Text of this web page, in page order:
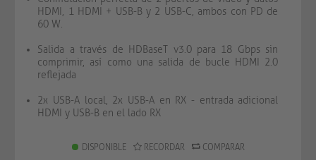
HDMI, 1 HDMI + USB-B y 2 USB-C, ambos con PD de
60 W.
Salida a través de HDBaseT v3.0 para 18 Gbps sin
comprimir, así como una salida de bucle HDMI 2.0
reflejada
2x USB-A local, 2x USB-A en RX - entrada adicional
HDMI y USB-B en el lado RX
DISPONIBLE RECORDAR COMPARAR